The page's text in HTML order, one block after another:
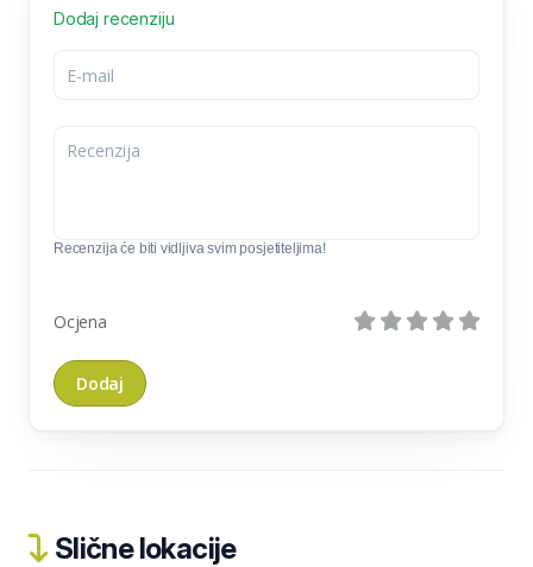
Dodaj recenziju
Recenzija će biti vidljiva svim posjetiteljima!
Ocjena
Slične lokacije